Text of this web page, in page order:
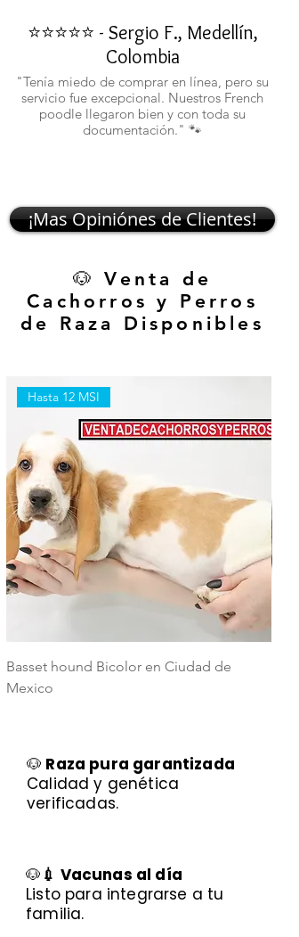
⭐⭐⭐⭐⭐ - Sergio F., Medellín,
Colombia
"Tenía miedo de comprar en línea, pero su
servicio fue excepcional. Nuestros French
poodle llegaron bien y con toda su
documentación." 🐾
¡Mas Opiniónes de Clientes!
🐶 Venta de
Cachorros y Perros
de Raza Disponibles
Hasta 12 MSI
Basset hound Bicolor en Ciudad de
Mexico
🐶 Raza pura garantizada
Calidad y genética
verificadas.
🐶 💉 Vacunas al día
Listo para integrarse a tu
familia.